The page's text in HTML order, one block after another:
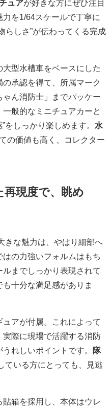
ュアが好きな方にぜひ注目
を1/64スケールで丁寧に
らしさ”が伝わってくる完成
型水槽車をベースにした
承認を得て、所属マーク
ん消防士」までパッケー
般的なミニチュアカーと
をしっかり楽しめます。 水
の価値も高く、コレクター
現度で、眺め
きな魅力は、やはり細部へ
の力強いフォルムはもち
までしっかり表現されて
十分な満足感がありま
アが付属。これによって
際に現場で活躍する消防
れしいポイントです。
隊
ている方にとっても、見逃
箱を採用し、本体はウレ